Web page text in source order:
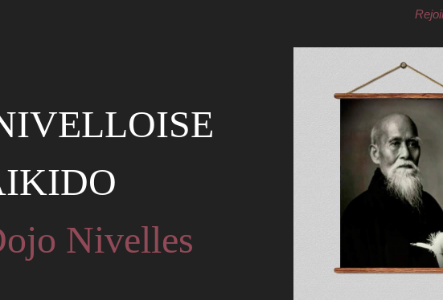
Nivelles